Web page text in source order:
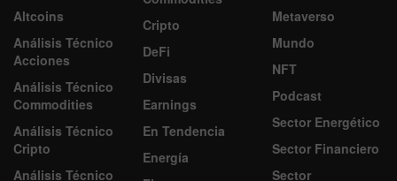
Altcoins
Análisis Técnico
Acciones
Análisis Técnico
Commodities
Análisis Técnico
Cripto
Análisis Técnico
Cripto
DeFi
Divisas
Earnings
En Tendencia
Energía
Metaverso
Mundo
NFT
Podcast
Sector Energético
Sector Financiero
Sector